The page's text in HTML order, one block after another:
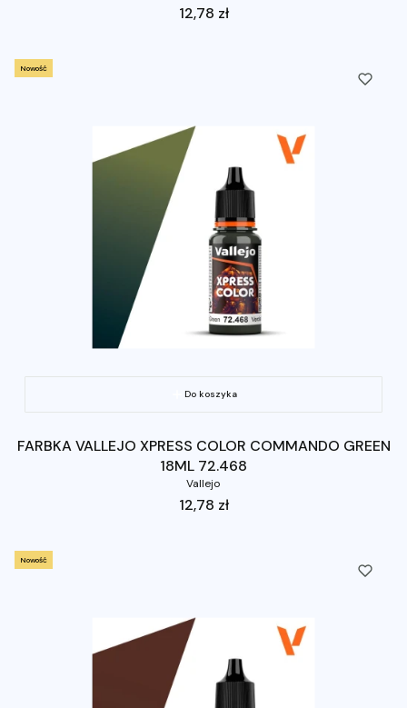
Cena
12,78 zł
Nowość
Do koszyka
FARBKA VALLEJO XPRESS COLOR COMMANDO GREEN
18ML 72.468
Vallejo
Cena
12,78 zł
Nowość